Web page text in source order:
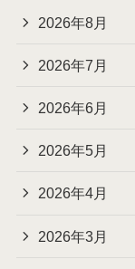
2026年8月
2026年7月
2026年6月
2026年5月
2026年4月
2026年3月